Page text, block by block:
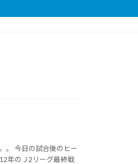
。 今日の試合後のヒー
年のＪ2リーグ最終戦